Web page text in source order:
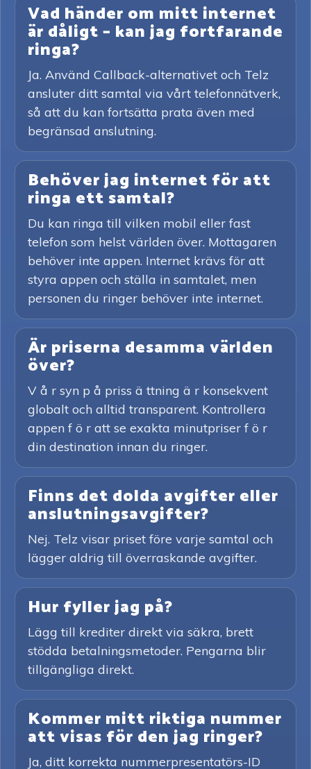
Vad händer om mitt internet
är dåligt – kan jag fortfarande
ringa?
Ja. Använd Callback-alternativet och Telz
ansluter ditt samtal via vårt telefonnätverk,
så att du kan fortsätta prata även med
begränsad anslutning.
Behöver jag internet för att
ringa ett samtal?
Du kan ringa till vilken mobil eller fast
telefon som helst världen över. Mottagaren
behöver inte appen. Internet krävs för att
styra appen och ställa in samtalet, men
personen du ringer behöver inte internet.
Är priserna desamma världen
över?
V å r syn p å priss ä ttning ä r konsekvent
globalt och alltid transparent. Kontrollera
appen f ö r att se exakta minutpriser f ö r
din destination innan du ringer.
Finns det dolda avgifter eller
anslutningsavgifter?
Nej. Telz visar priset före varje samtal och
lägger aldrig till överraskande avgifter.
Hur fyller jag på?
Lägg till krediter direkt via säkra, brett
stödda betalningsmetoder. Pengarna blir
tillgängliga direkt.
Kommer mitt riktiga nummer
att visas för den jag ringer?
Ja, ditt korrekta nummerpresentatörs-ID